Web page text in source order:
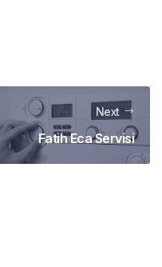
Next
Fatih Eca Servisi